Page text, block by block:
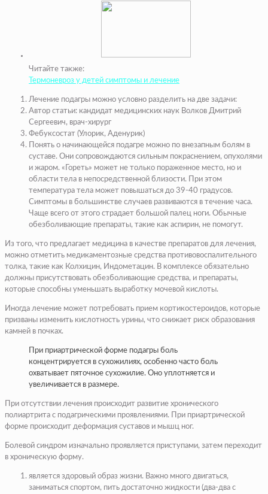
Читайте также:
Термоневроз у детей симптомы и лечение
​Лечение подагры можно условно разделить на две задачи:​
​Автор статьи: кандидат медицинских наук Волков Дмитрий
Сергеевич, врач-хирург​
​Фебуксостат (Улорик, Аденурик)​
​Понять о начинающейся подагре можно по внезапным болям в
суставе. Они сопровождаются сильным покраснением, опухолями
и жаром. «Гореть» может не только пораженное место, но и
области тела в непосредственной близости. При этом
температура тела может повышаться до 39-40 градусов.
Симптомы в большинстве случаев развиваются в течение часа.
Чаще всего от этого страдает большой палец ноги. Обычные
обезболивающие препараты, такие как аспирин, не помогут.​
​Из того, что предлагает медицина в качестве препаратов для лечения,
можно отметить медикаментозные средства противовоспалительного
толка, такие как Колхицин, Индометацин. В комплексе обязательно
должны присутствовать обезболивающие средства, и препараты,
которые способны уменьшать выработку мочевой кислоты.
Иногда лечение может потребовать прием кортикостероидов, которые
призваны изменить кислотность урины, что снижает риск образования
камней в почках. ​
​При приартрической форме подагры боль
концентрируется в сухожилиях, особенно часто боль
охватывает пяточное сухожилие. Оно уплотняется и
увеличивается в размере.
При отсутствии лечения происходит развитие хронического
полиартрита с подагрическими проявлениями. При приартрической
форме происходит деформация суставов и мышц ног.
Болевой синдром изначально проявляется приступами, затем переходит
в хроническую форму. ​
​является здоровый образ жизни. Важно много двигаться,
заниматься спортом, пить достаточно жидкости (два-два с